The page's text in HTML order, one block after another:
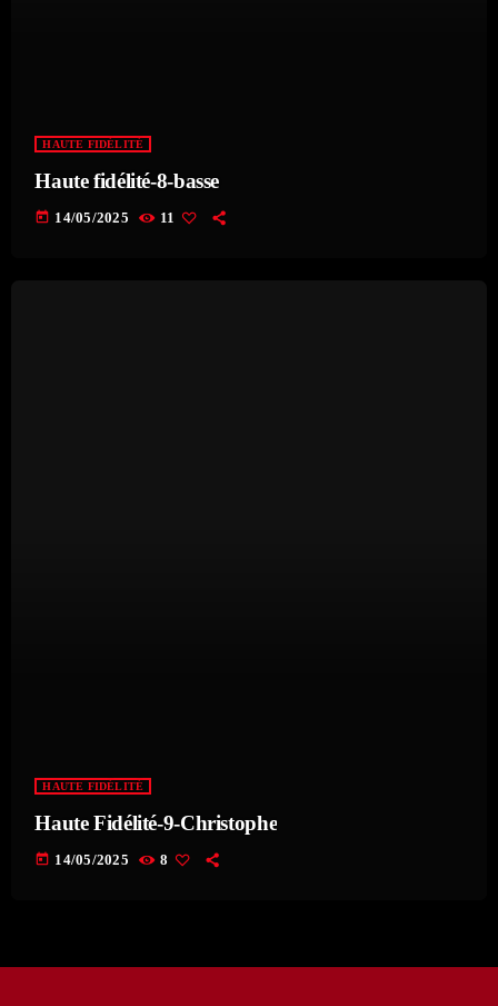
HAUTE FIDÉLITÉ
Haute fidélité-8-basse
today 14/05/2025 11
HAUTE FIDÉLITÉ
Haute Fidélité-9-Christophe
today 14/05/2025 8